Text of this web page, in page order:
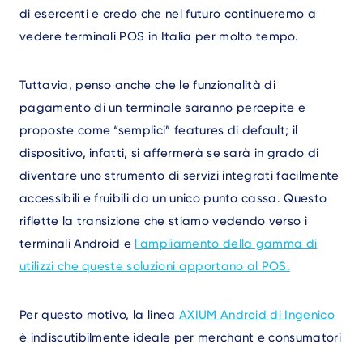
di esercenti e credo che nel futuro continueremo a
vedere terminali POS in Italia per molto tempo.
Tuttavia, penso anche che le funzionalità di
pagamento di un terminale saranno percepite e
proposte come “semplici” features di default; il
dispositivo, infatti, si affermerà se sarà in grado di
diventare uno strumento di servizi integrati facilmente
accessibili e fruibili da un unico punto cassa. Questo
riflette la transizione che stiamo vedendo verso i
terminali Android e l'ampliamento della gamma di
utilizzi che queste soluzioni apportano al POS.
Per questo motivo, la linea AXIUM Android di Ingenico
è indiscutibilmente ideale per merchant e consumatori